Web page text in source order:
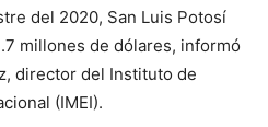
del 2020, San Luis Potosí
millones de dólares, informó
director del Instituto de
(IMEI).